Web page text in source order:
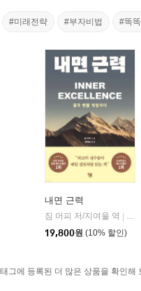
#미래전략 #부자비법 #똑
내면 근력
짐 머피 저/지여울 역
윌
19,800원 (10% 할인)
그에 등록된 더 많은 상품을 확인해